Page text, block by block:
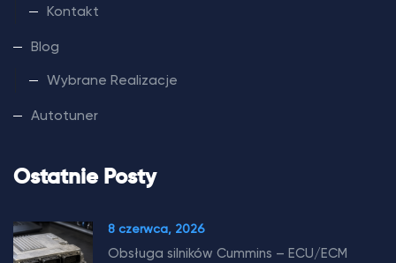
Kontakt
Blog
Wybrane Realizacje
Autotuner
Ostatnie Posty
8 czerwca, 2026
Obsługa silników Cummins – ECU/ECM